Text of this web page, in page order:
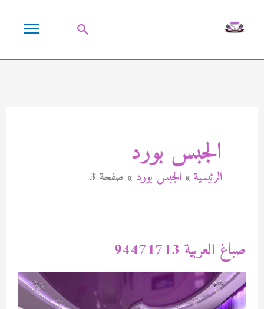
القائمة
البحث
الجبس بورد
الرئيسية الجبس بورد صفحة 3
صباغ العربية 94471713